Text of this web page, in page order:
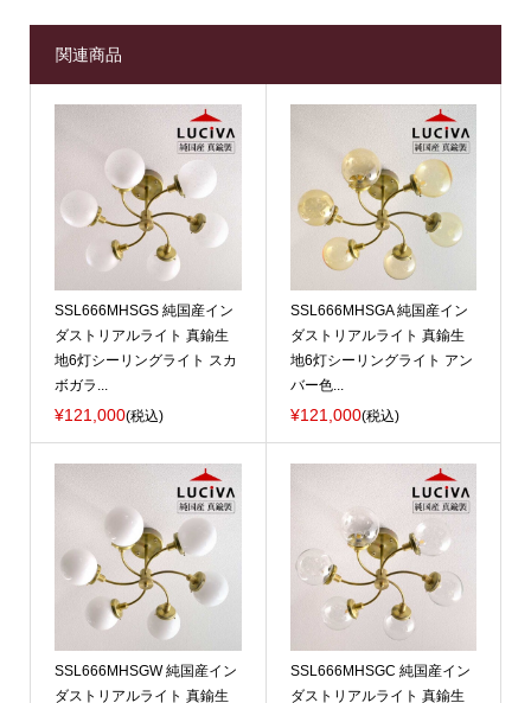
関連商品
SSL666MHSGS 純国産イン
ダストリアルライト 真鍮生
地6灯シーリングライト スカ
ボガラ...
¥121,000(税込)
SSL666MHSGA 純国産イン
ダストリアルライト 真鍮生
地6灯シーリングライト アン
バー色...
¥121,000(税込)
SSL666MHSGW 純国産イン
ダストリアルライト 真鍮生
SSL666MHSGC 純国産イン
ダストリアルライト 真鍮生